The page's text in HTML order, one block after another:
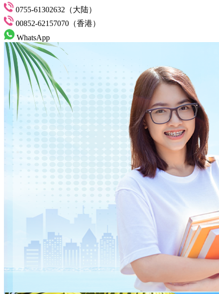
0755-61302632（大陆）
00852-62157070（香港）
WhatsApp